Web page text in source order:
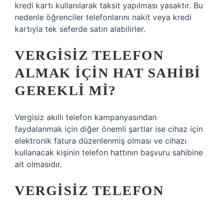
kredi kartı kullanılarak taksit yapılması yasaktır. Bu
nedenle öğrenciler telefonlarını nakit veya kredi
kartıyla tek seferde satın alabilirler.
VERGISIZ TELEFON
ALMAK IÇIN HAT SAHIBI
GEREKLI MI?
Vergisiz akıllı telefon kampanyasından
faydalanmak için diğer önemli şartlar ise cihaz için
elektronik fatura düzenlenmiş olması ve cihazı
kullanacak kişinin telefon hattının başvuru sahibine
ait olmasıdır.
VERGISIZ TELEFON